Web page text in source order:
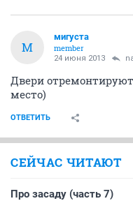
М
мигуста
member
24 июня 2013
Двери
место)
ОТВЕТИТЬ
СЕЙЧАС ЧИТАЮТ
Про засаду (часть 7)